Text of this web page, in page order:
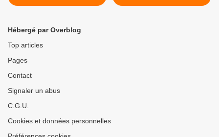
transports tirent la sonnette
Hébergé par Overblog
Top articles
Pages
Contact
Signaler un abus
C.G.U.
Cookies et données personnelles